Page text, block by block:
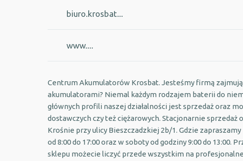
biuro.krosbat...
www....
Centrum Akumulatorów Krosbat. Jesteśmy firmą
akumulatorami? Niemal każdym rodzajem baterii do
głównych profili naszej działalności jest sprzedaż oraz
dostawczych czy też ciężarowych. Stacjonarnie
Krośnie przy ulicy Bieszczadzkiej 2b/1. Gdzie
od 8:00 do 17:00 oraz w soboty od godziny 9:00 do 13:00.
sklepu możecie liczyć przede wszystkim na